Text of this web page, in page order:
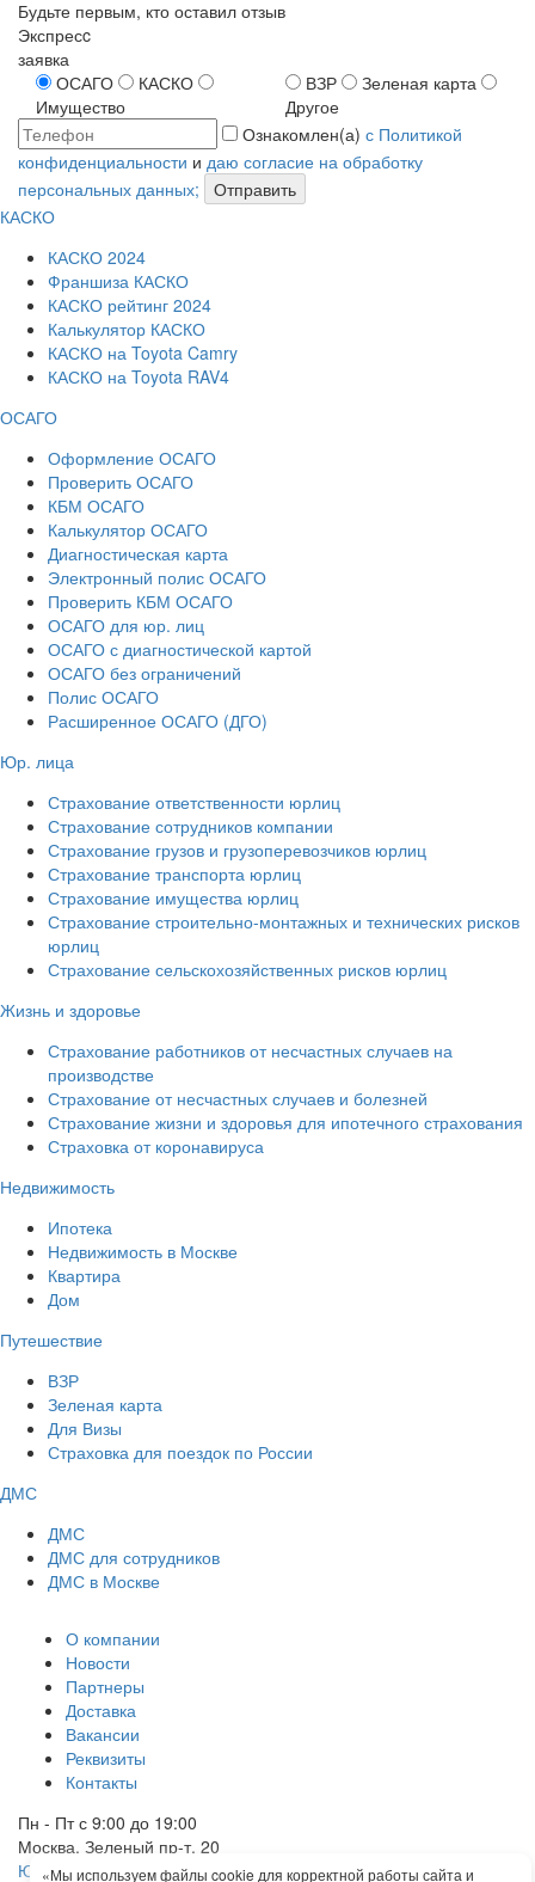
Будьте первым, кто оставил отзыв
Экспресc
заявка
ОСАГО
КАСКО
Имущество
ВЗР
Зеленая карта
Другое
Ознакомлен(а) с Политикой
конфиденциальности и даю согласие на обработку
персональных данных;
Отправить
КАСКО
КАСКО 2024
Франшиза КАСКО
КАСКО рейтинг 2024
Калькулятор КАСКО
КАСКО на Toyota Camry
КАСКО на Toyota RAV4
ОСАГО
Оформление ОСАГО
Проверить ОСАГО
КБМ ОСАГО
Калькулятор ОСАГО
Диагностическая карта
Электронный полис ОСАГО
Проверить КБМ ОСАГО
ОСАГО для юр. лиц
ОСАГО с диагностической картой
ОСАГО без ограничений
Полис ОСАГО
Расширенное ОСАГО (ДГО)
Юр. лица
Страхование ответственности юрлиц
Страхование сотрудников компании
Страхование грузов и грузоперевозчиков юрлиц
Страхование транспорта юрлиц
Страхование имущества юрлиц
Страхование строительно-монтажных и технических рисков
юрлиц
Страхование сельскохозяйственных рисков юрлиц
Жизнь и здоровье
Страхование работников от несчастных случаев на
производстве
Страхование от несчастных случаев и болезней
Страхование жизни и здоровья для ипотечного страхования
Страховка от коронавируса
Недвижимость
Ипотека
Недвижимость в Москве
Квартира
Дом
Путешествие
ВЗР
Зеленая карта
Для Визы
Страховка для поездок по России
ДМС
ДМС
ДМС для сотрудников
ДМС в Москве
О компании
Новости
Партнеры
Доставка
Вакансии
Реквизиты
Контакты
Пн - Пт с 9:00 до 19:00
Москва, Зеленый пр-т, 20
Юридические документы
«Мы используем файлы cookie для корректной работы сайта и